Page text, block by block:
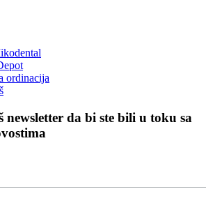
newsletter da bi ste bili u toku sa